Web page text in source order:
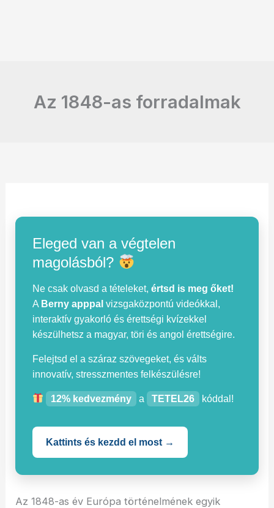
Az 1848-as forradalmak
Eleged van a végtelen
magolásból?
Ne csak olvasd a tételeket,értsd is meg őket!
A Berny apppal vizsgaközpontú videókkal,
interaktív gyakorló és érettségi kvízekkel
készülhetsz a magyar, töri és angol érettségire.
Felejtsd el a száraz szövegeket, és válts
innovatív, stresszmentes felkészülésre!
12% kedvezmény a TETEL26 kóddal!
Kattints és kezdd el most →
Az 1848-as év Európa történelmének egyik